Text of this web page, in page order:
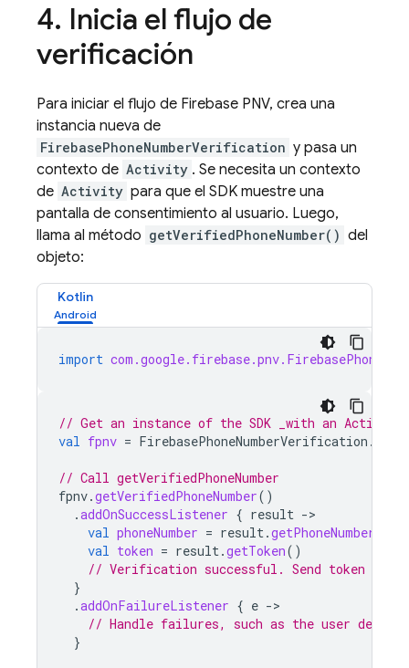
4. Inicia el flujo de
verificación
Para iniciar el flujo de Firebase PNV, crea una
instancia nueva de
FirebasePhoneNumberVerification y pasa un
contexto de Activity . Se necesita un contexto
de Activity para que el SDK muestre una
pantalla de consentimiento al usuario. Luego,
llama al método getVerifiedPhoneNumber() del
objeto:
Kotlin
import
// Get an instance of the SDK _with an Activity
val fpnv = FirebasePhoneNumberVerification .
// Call getVerifiedPhoneNumber
fpnv.getVerifiedPhoneNumber()
.addOnSuccessListener { result -
val phoneNumber = result.getPhoneNumber
val token = result.getToken()
// Verification successful. Send token to
}
.addOnFailureListener { e -
// Handle failures, such as the user
}